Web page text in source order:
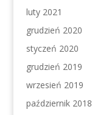
luty 2021
grudzień 2020
styczeń 2020
grudzień 2019
wrzesień 2019
październik 2018